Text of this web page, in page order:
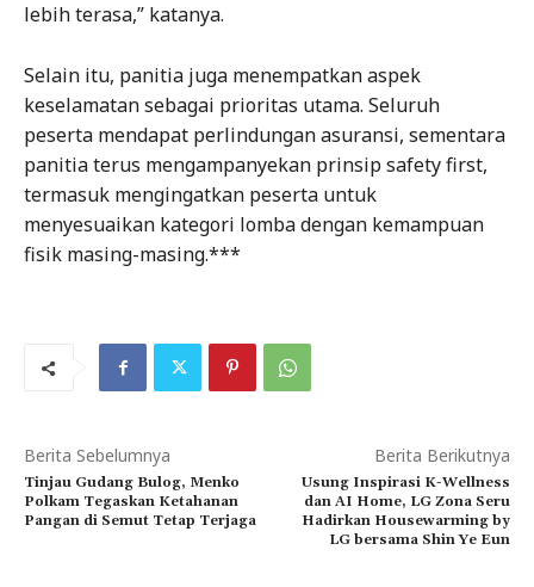
lebih terasa,” katanya.
Selain itu, panitia juga menempatkan aspek
keselamatan sebagai prioritas utama. Seluruh
peserta mendapat perlindungan asuransi, sementara
panitia terus mengampanyekan prinsip safety first,
termasuk mengingatkan peserta untuk
menyesuaikan kategori lomba dengan kemampuan
fisik masing-masing.***
Berita Sebelumnya
Tinjau Gudang Bulog, Menko
Polkam Tegaskan Ketahanan
Pangan di Semut Tetap Terjaga
Berita Berikutnya
Usung Inspirasi K-Wellness
dan AI Home, LG Zona Seru
Hadirkan Housewarming by
LG bersama Shin Ye Eun